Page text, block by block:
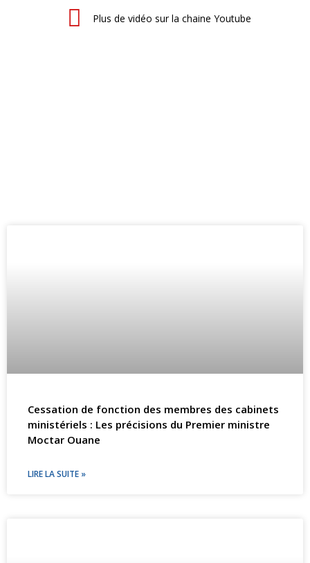
Plus de vidéo sur la chaine Youtube
Cessation de fonction des membres des cabinets
ministériels : Les précisions du Premier ministre
Moctar Ouane
LIRE LA SUITE »